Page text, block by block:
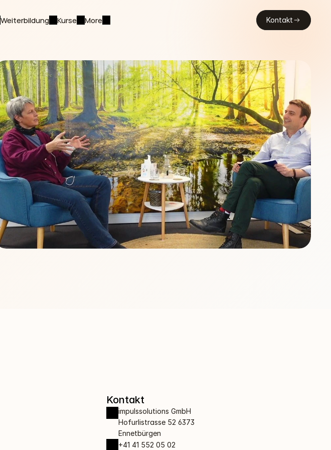
Weiterbildung Kurse More Kontakt
Kontakt
impulssolutions GmbH
Hofurlistrasse 52 6373
Ennetbürgen
+41 41 552 05 02